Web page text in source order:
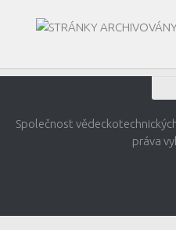
Společnost
práva